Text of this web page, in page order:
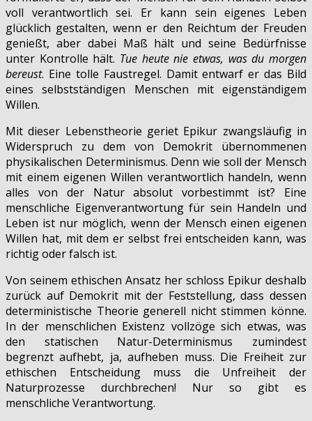
voll verantwortlich sei. Er kann sein eigenes Leben
glücklich gestalten, wenn er den Reichtum der Freuden
genießt, aber dabei Maß hält und seine Bedürfnisse
unter Kontrolle hält. Tue heute nie etwas, was du morgen
bereust. Eine tolle Faustregel. Damit entwarf er das Bild
eines selbstständigen Menschen mit eigenständigem
Willen.
Mit dieser Lebenstheorie geriet Epikur zwangsläufig in
Widerspruch zu dem von Demokrit übernommenen
physikalischen Determinismus. Denn wie soll der Mensch
mit einem eigenen Willen verantwortlich handeln, wenn
alles von der Natur absolut vorbestimmt ist? Eine
menschliche Eigenverantwortung für sein Handeln und
Leben ist nur möglich, wenn der Mensch einen eigenen
Willen hat, mit dem er selbst frei entscheiden kann, was
richtig oder falsch ist.
Von seinem ethischen Ansatz her schloss Epikur deshalb
zurück auf Demokrit mit der Feststellung, dass dessen
deterministische Theorie generell nicht stimmen könne.
In der menschlichen Existenz vollzöge sich etwas, was
den statischen Natur-Determinismus zumindest
begrenzt aufhebt, ja, aufheben muss. Die Freiheit zur
ethischen Entscheidung muss die Unfreiheit der
Naturprozesse durchbrechen! Nur so gibt es
menschliche Verantwortung.